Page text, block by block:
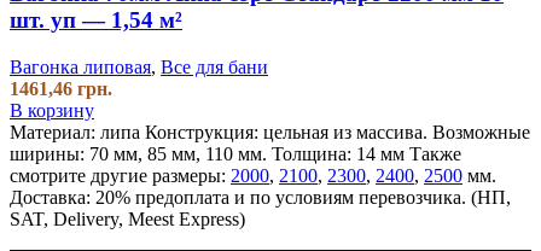
шт. уп — 1,54 м²
Вагонка липовая, Все для бани
1461,46 грн.
В корзину
Материал: липа Конструкция: цельная из массива. Возможные
ширины: 70 мм, 85 мм, 110 мм. Толщина: 14 мм Также
смотрите другие размеры: 2000, 2100, 2300, 2400, 2500 мм.
Доставка: 20% предоплата и по условиям перевозчика. (НП,
SAT, Delivery, Meest Express)